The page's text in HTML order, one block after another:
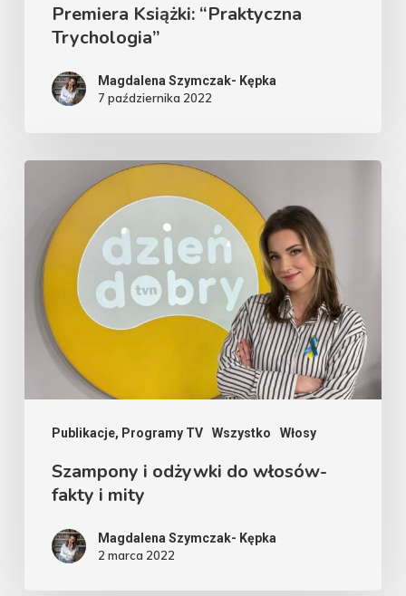
Premiera Książki: “Praktyczna
Trychologia”
Magdalena Szymczak- Kępka
7 października 2022
Publikacje, Programy TV Wszystko Włosy
odżywki
włosów-
fakty
Szampony i odżywki do włosów-
fakty i mity
Magdalena Szymczak- Kępka
2 marca 2022